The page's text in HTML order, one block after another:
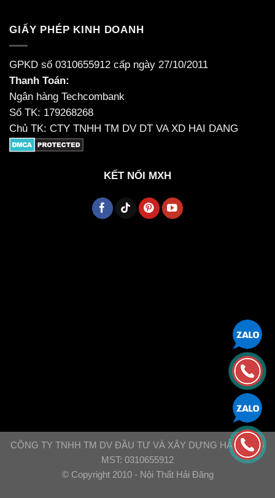
GIẤY PHÉP KINH DOANH
GPKD số 0310655912 cấp ngày 27/10/2011
Thanh Toán:
Ngân hàng Techcombank
Số TK: 179268268
Chủ TK: CTY TNHH TM DV DT VA XD HAI DANG
KẾT NỐI MXH
CÔNG TY TNHH TM DV ĐẦU TƯ VÀ XÂY DỰNG HẢI ĐĂNG
MST: 0310655912
© Copyright 2010 - Nội Thất Hải Đăng